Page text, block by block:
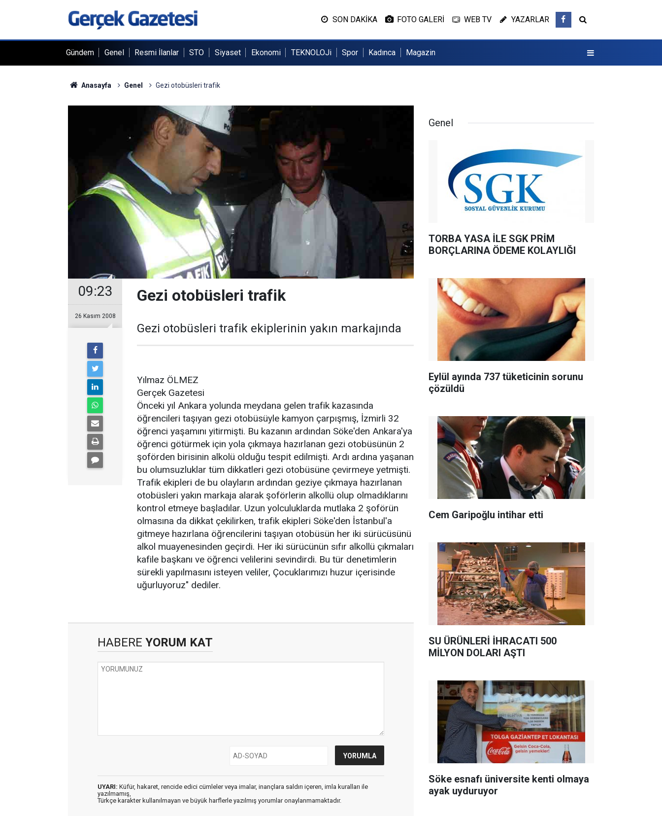
SON DAKİKA FOTO GALERİ WEB TV YAZARLAR
Gündem Genel Resmi İlanlar STO Siyaset Ekonomi TEKNOLOJi Spor Kadınca Magazin
Anasayfa Genel Gezi otobüsleri trafik
09:23
26 Kasım 2008
Gezi otobüsleri trafik
Gezi otobüsleri trafik ekiplerinin yakın markajında
Yılmaz ÖLMEZ
Gerçek Gazetesi
Önceki yıl Ankara yolunda meydana gelen trafik kazasında
öğrencileri taşıyan gezi otobüsüyle kamyon çarpışmış, İzmirli 32
öğrenci yaşamını yitirmişti. Bu kazanın ardından Söke'den Ankara'ya
öğrenci götürmek için yola çıkmaya hazırlanan gezi otobüsünün 2
şoförden birisinin alkolü olduğu tespit edilmişti. Ardı ardına yaşanan
bu olumsuzluklar tüm dikkatleri gezi otobüsüne çevirmeye yetmişti.
Trafik ekipleri de bu olayların ardından geziye çıkmaya hazırlanan
otobüsleri yakın markaja alarak şoförlerin alkollü olup olmadıklarını
kontrol etmeye başladılar. Uzun yolculuklarda mutlaka 2 şoförün
olmasına da dikkat çekilirken, trafik ekipleri Söke'den İstanbul'a
gitmeye hazırlana öğrencilerini taşıyan otobüsün her iki sürücüsünü
alkol muayenesinden geçirdi. Her iki sürücünün sıfır alkollü çıkmaları
kafile başkanı ve öğrenci velilerini sevindirdi. Bu tür denetimlerin
sürekli yapılmasını isteyen veliler, Çocuklarımızı huzur içerisinde
uğurluyoruz" dediler.
HABERE YORUM KAT
UYARI: Küfür, hakaret, rencide edici cümleler veya imalar, inançlara saldırı içeren, imla kuralları ile
yazılmamış,
Türkçe karakter kullanılmayan ve büyük harflerle yazılmış yorumlar onaylanmamaktadır.
Genel
TORBA YASA İLE SGK PRİM
BORÇLARINA ÖDEME KOLAYLIĞI
Eylül ayında 737 tüketicinin sorunu
çözüldü
Cem Garipoğlu intihar etti
SU ÜRÜNLERİ İHRACATI 500
MİLYON DOLARI AŞTI
Söke esnafı üniversite kenti olmaya
ayak uyduruyor